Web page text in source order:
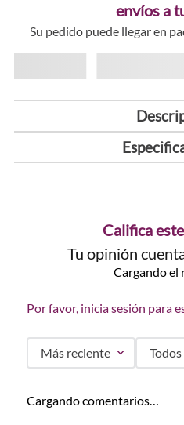
envíos a
Su pedido puede llegar en
Califica
Tu opinión
Cargando el
Por favor, inicia sesión para
Más reciente Todos
Cargando comentarios…